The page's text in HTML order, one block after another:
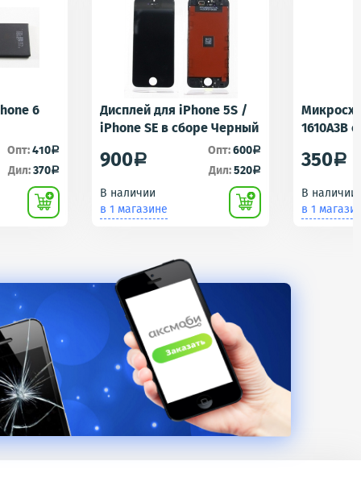
6
Опт:410a
Дил:370a
Дисплей для iPhone 5S /
iPhone SE в сборе Черный
900a Опт:600a
Дил:520a
В наличии
в 1 магазине
1610A3B
U2 Tristar
350a
В наличии
в 1